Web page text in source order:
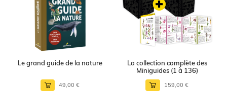
Le grand guide de la nature
49,00 €
La collection complète des
Miniguides (1 à 136)
159,00 €